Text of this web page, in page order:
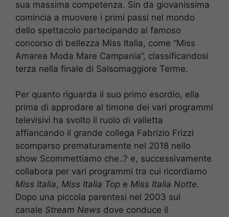
sua massima competenza. Sin da giovanissima
comincia a muovere i primi passi nel mondo
dello spettacolo partecipando al famoso
concorso di bellezza Miss Italia, come “Miss
Amarea Moda Mare Campania”, classificandosi
terza nella finale di Salsomaggiore Terme.
Per quanto riguarda il suo primo esordio, ella
prima di approdare al timone dei vari programmi
televisivi ha svolto il ruolo di valletta
affiancando il grande collega Fabrizio Frizzi
scomparso prematuramente nel 2018 nello
show Scommettiamo che..? e, successivamente
collabora per vari programmi tra cui ricordiamo
Miss Italia, Miss Italia Top e Miss Italia Notte.
Dopo una piccola parentesi nel 2003 sul
canale Stream News dove conduce il